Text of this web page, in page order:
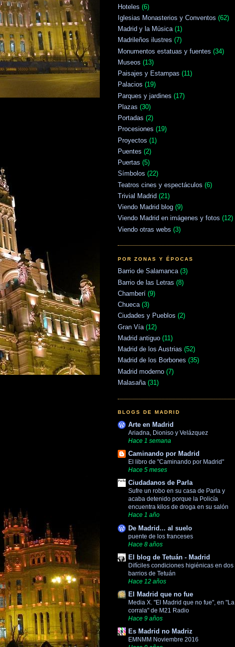
Hoteles (6)
Iglesias Monasterios y Conventos (62)
Madrid y la Música (1)
Madrileños ilustres (7)
Monumentos estatuas y fuentes (34)
Museos (13)
Paisajes y Estampas (11)
Palacios (19)
Parques y jardines (17)
Plazas (30)
Portadas (2)
Procesiones (19)
Proyectos (1)
Puentes (2)
Puertas (5)
Símbolos (22)
Teatros cines y espectáculos (6)
Trivial Madrid (21)
Viendo Madrid blog (9)
Viendo Madrid en imágenes y fotos (12)
Viendo otras webs (3)
POR ZONAS Y ÉPOCAS
Barrio de Salamanca (3)
Barrio de las Letras (8)
Chamberí (9)
Chueca (3)
Ciudades y Pueblos (2)
Gran Vía (12)
Madrid antiguo (11)
Madrid de los Austrias (52)
Madrid de los Borbones (35)
Madrid moderno (7)
Malasaña (31)
BLOGS DE MADRID
Arte en Madrid
Ariadna, Dioniso y Velázquez
Hace 1 semana
Caminando por Madrid
El libro de "Caminando por Madrid"
Hace 5 meses
Ciudadanos de Parla
Sufre un robo en su casa de Parla y
acaba detenido porque la Policía
encuentra kilos de droga en su salón
Hace 1 año
De Madrid... al suelo
puente de los franceses
Hace 8 años
El blog de Tetuán - Madrid
Difíciles condiciones higiénicas en dos
barrios de Tetuán
Hace 12 años
El Madrid que no fue
Media X. "El Madrid que no fue", en "La
corrala" de M21 Radio
Hace 9 años
Es Madrid no Madriz
EMNMM Noviembre 2016